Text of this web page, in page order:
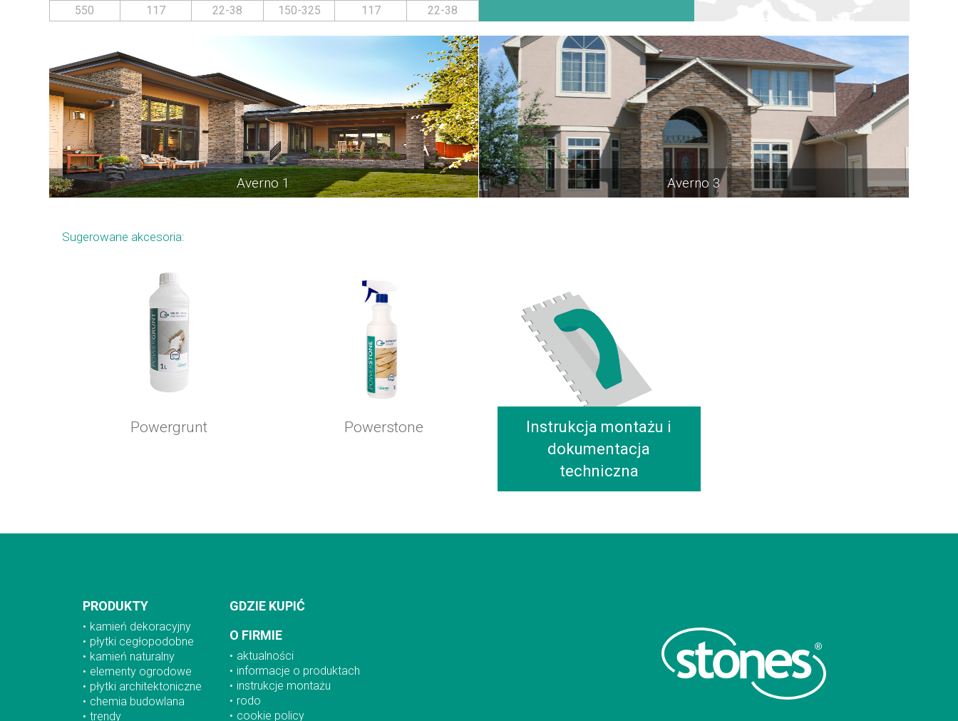
550
117 22-38
150-325
117 22-38
Averno 1 Averno 3
Sugerowane akcesoria:
Powergrunt Powerstone
Instrukcja montażu i
dokumentacja
techniczna
PRODUKTY
kamień dekoracyjny
płytki cegłopodobne
kamień naturalny
elementy ogrodowe
płytki architektoniczne
chemia budowlana
trendy
GDZIE KUPIĆ
O FIRMIE
aktualności
informacje o produktach
instrukcje montażu
rodo
cookie policy